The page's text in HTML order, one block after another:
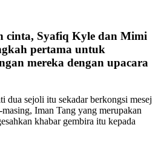
cinta, Syafiq Kyle dan Mimi
pertama untuk
mereka dengan upacara
dua sejoli itu sekadar berkongsi mesej
Iman Tang yang merupakan
khabar gembira itu kepada